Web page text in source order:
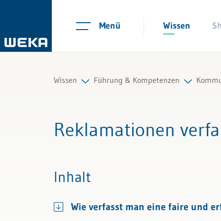
Menü Wissen
Wissen
Management
Finanzen & Steuern
Recht
Führung & Kompetenzen
Selbstmanagement
Reklamationen
Inhalt
Wie verfasst man eine faire und